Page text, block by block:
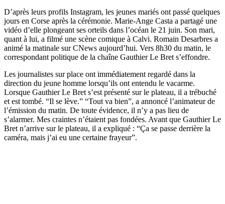
D’après leurs profils Instagram, les jeunes mariés ont passé quelques
jours en Corse après la cérémonie. Marie-Ange Casta a partagé une
vidéo d’elle plongeant ses orteils dans l’océan le 21 juin. Son mari,
quant à lui, a filmé une scène comique à Calvi. Romain Desarbres a
animé la matinale sur CNews aujourd’hui. Vers 8h30 du matin, le
correspondant politique de la chaîne Gauthier Le Bret s’effondre.
Les journalistes sur place ont immédiatement regardé dans la
direction du jeune homme lorsqu’ils ont entendu le vacarme.
Lorsque Gauthier Le Bret s’est présenté sur le plateau, il a trébuché
et est tombé. “Il se lève.” “Tout va bien”, a annoncé l’animateur de
l’émission du matin. De toute évidence, il n’y a pas lieu de
s’alarmer. Mes craintes n’étaient pas fondées. Avant que Gauthier Le
Bret n’arrive sur le plateau, il a expliqué : “Ça se passe derrière la
caméra, mais j’ai eu une certaine frayeur”.